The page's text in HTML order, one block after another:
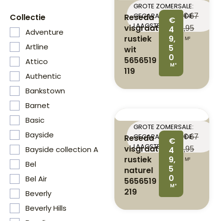
Collectie
Adventure
Artline
Attico
Authentic
Bankstown
Barnet
Basic
Bayside
Bayside collection A
Bel
Bel Air
Beverly
Beverly Hills
GROTE ZOMERSALE:
GEGARANDEERD DE
LAAGSTE PRIJS
Reseda
visgraat
rustiek
wit
5656519
119
€
4
9,
5
0
M²
€67
,95
M²
GROTE ZOMERSALE:
GEGARANDEERD DE
LAAGSTE PRIJS
Reseda
visgraat
rustiek
naturel
5656519
219
€
4
9,
5
0
M²
€67
,95
M²